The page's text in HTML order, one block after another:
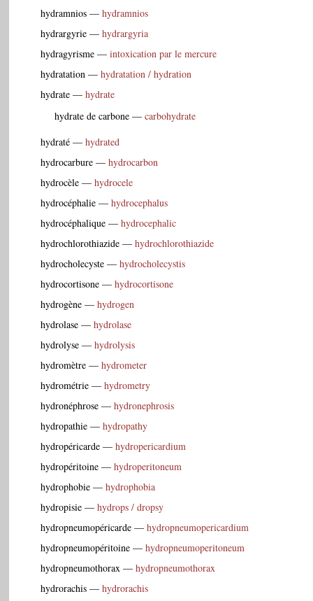
hydramnios — hydramnios
hydrargyrie — hydrargyria
hydragyrisme — intoxication par le mercure
hydratation — hydratation / hydration
hydrate — hydrate
hydrate de carbone — carbohydrate
hydraté — hydrated
hydrocarbure — hydrocarbon
hydrocèle — hydrocele
hydrocéphalie — hydrocephalus
hydrocéphalique — hydrocephalic
hydrochlorothiazide — hydrochlorothiazide
hydrocholecyste — hydrocholecystis
hydrocortisone — hydrocortisone
hydrogène — hydrogen
hydrolase — hydrolase
hydrolyse — hydrolysis
hydromètre — hydrometer
hydrométrie — hydrometry
hydronéphrose — hydronephrosis
hydropathie — hydropathy
hydropéricarde — hydropericardium
hydropéritoine — hydroperitoneum
hydrophobie — hydrophobia
hydropisie — hydrops / dropsy
hydropneumopéricarde — hydropneumopericardium
hydropneumopéritoine — hydropneumoperitoneum
hydropneumothorax — hydropneumothorax
hydrorachis — hydrorachis